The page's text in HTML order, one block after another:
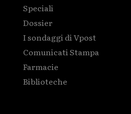
Speciali
Dossier
I sondaggi di Vpost
Comunicati Stampa
Farmacie
Biblioteche